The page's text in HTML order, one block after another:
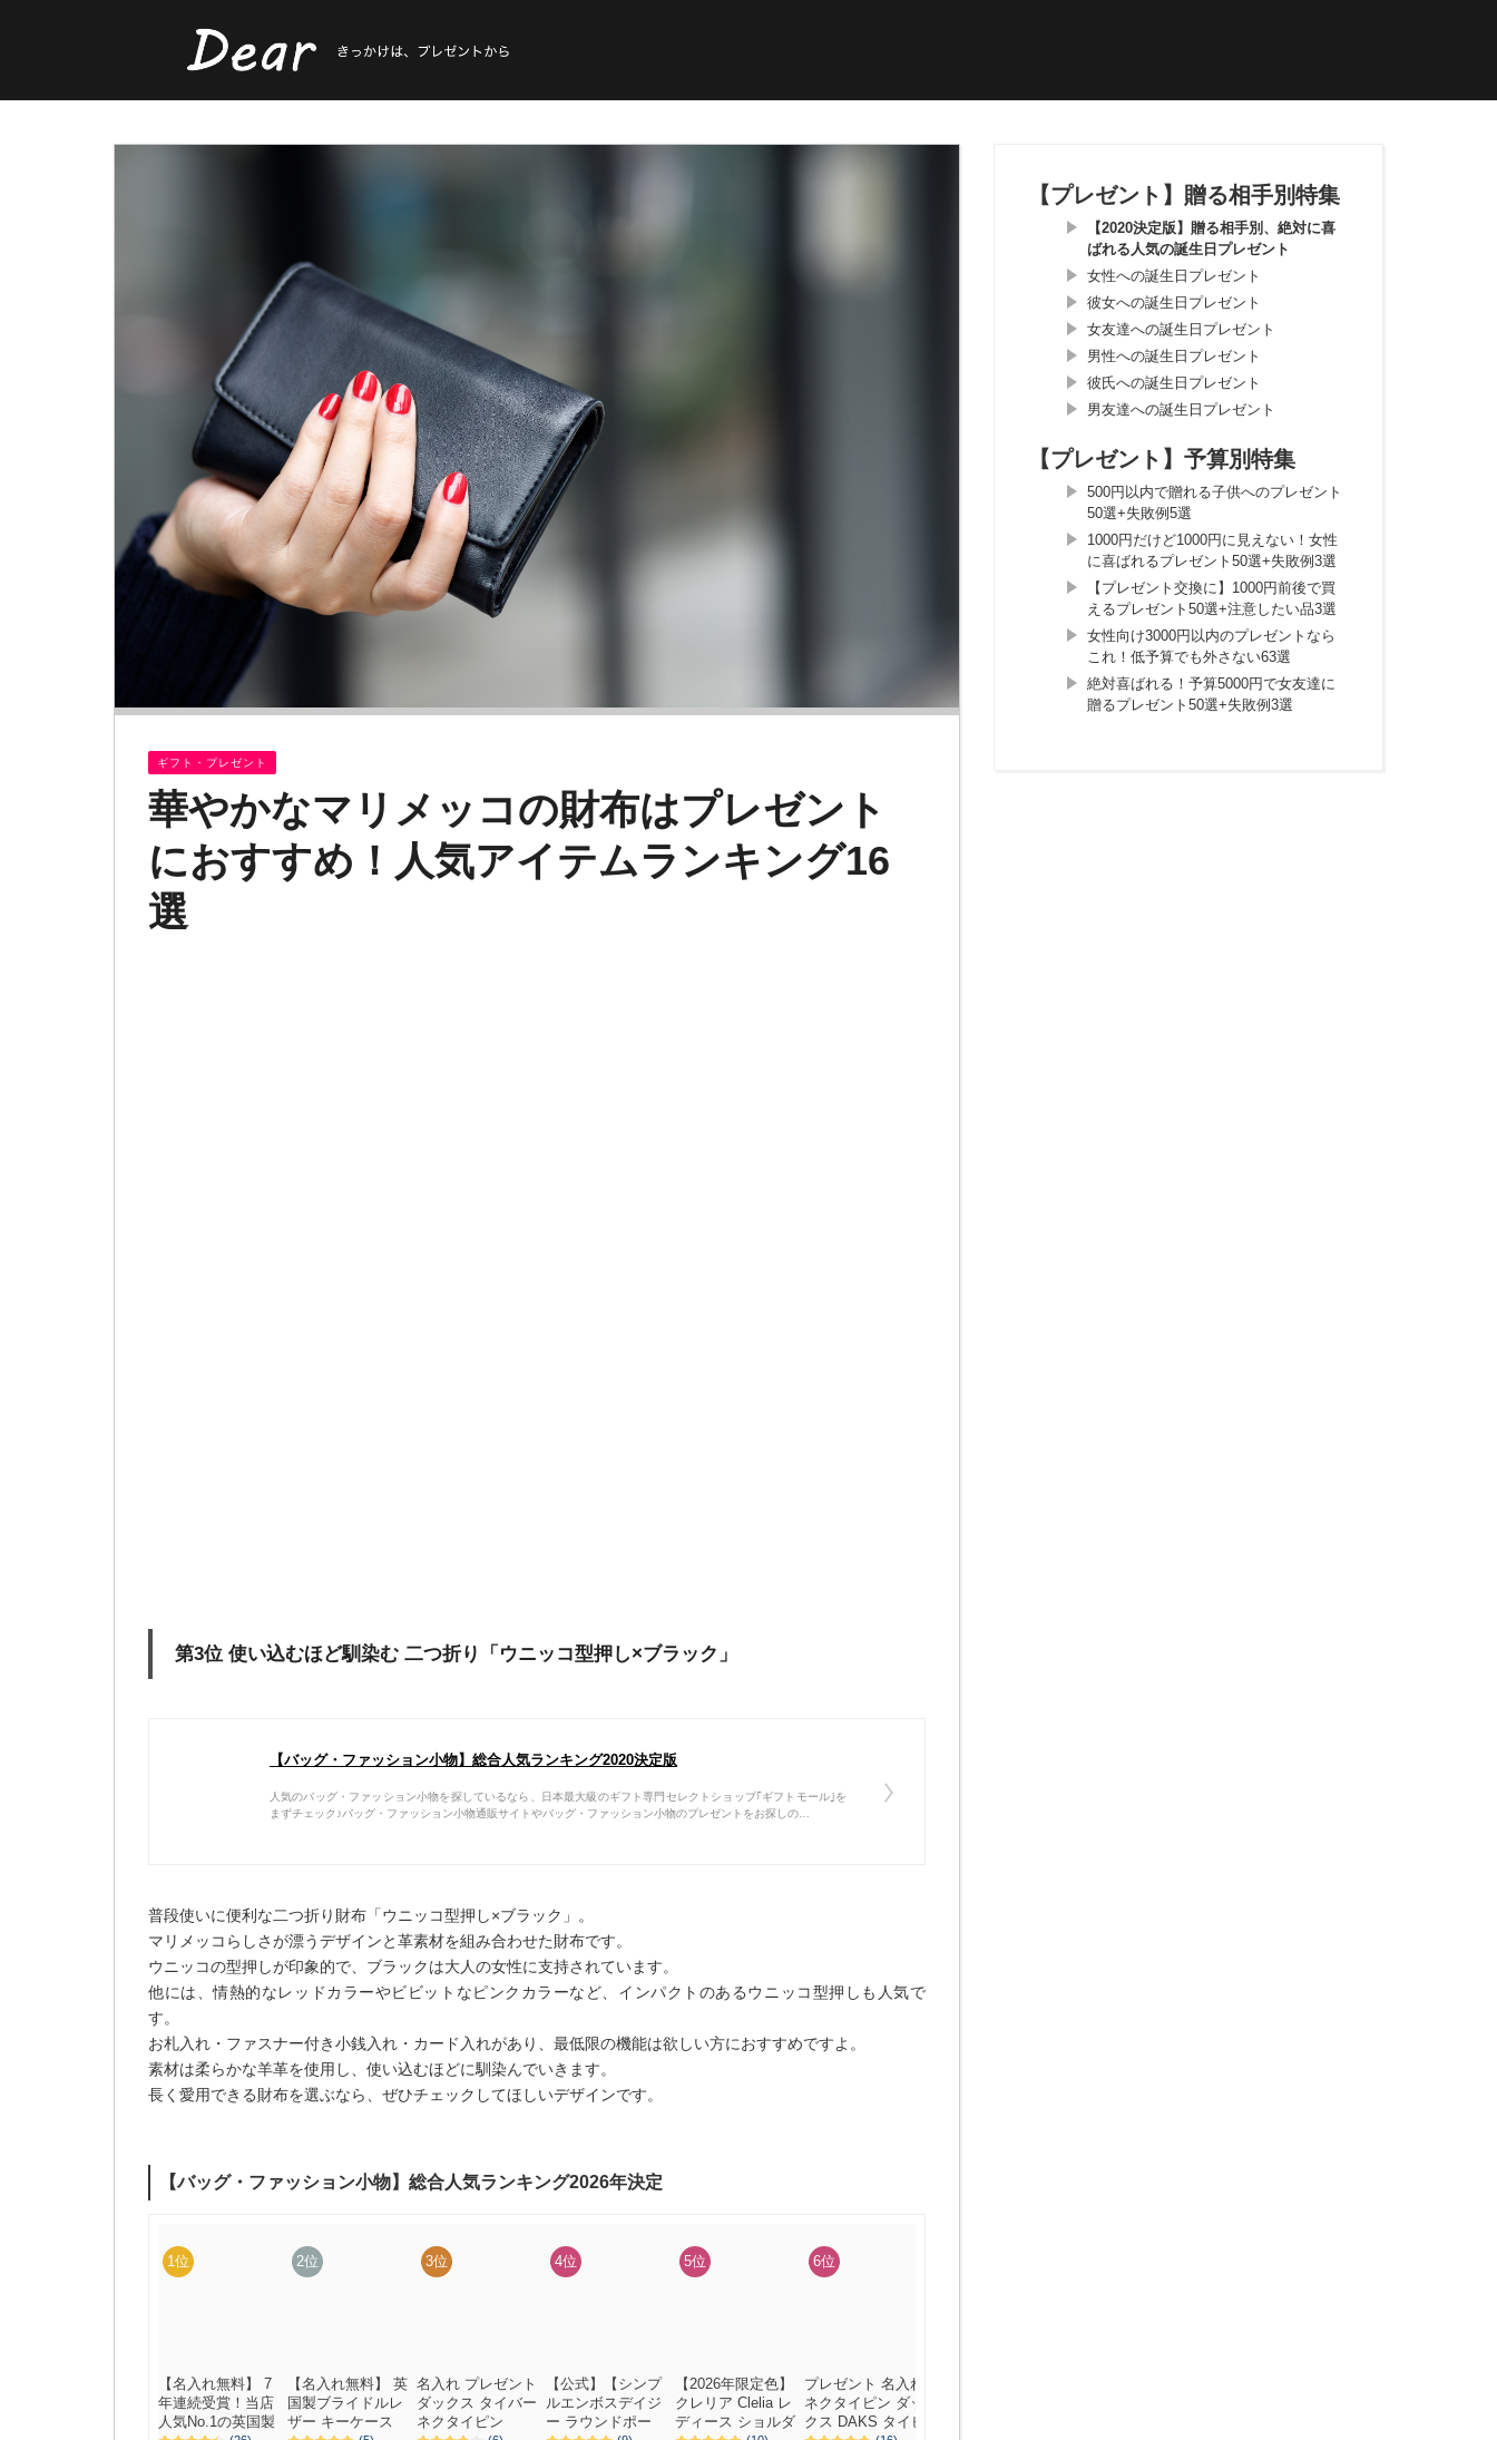
ギフト・プレゼント
華やかなマリメッコの財布はプレゼント
におすすめ！人気アイテムランキング16
選
第3位 使い込むほど馴染む 二つ折り「ウニッコ型押し×ブラック」
【バッグ・ファッション小物】総合人気ランキング2020決定版
人気のバッグ・ファッション小物を探しているなら、日本最大級のギフト専門セレクトショップ｢ギフトモール｣を
まずチェック♪バッグ・ファッション小物通販サイトやバッグ・ファッション小物のプレゼントをお探しの…
普段使いに便利な二つ折り財布「ウニッコ型押し×ブラック」。
マリメッコらしさが漂うデザインと革素材を組み合わせた財布です。
ウニッコの型押しが印象的で、ブラックは大人の女性に支持されています。
他には、情熱的なレッドカラーやビビットなピンクカラーなど、インパクトのあるウニッコ型押しも人気で
す。
お札入れ・ファスナー付き小銭入れ・カード入れがあり、最低限の機能は欲しい方におすすめですよ。
素材は柔らかな羊革を使用し、使い込むほどに馴染んでいきます。
長く愛用できる財布を選ぶなら、ぜひチェックしてほしいデザインです。
【プレゼント】贈る相手別特集
【2020決定版】贈る相手別、絶対に喜
ばれる人気の誕生日プレゼント
女性への誕生日プレゼント
彼女への誕生日プレゼント
女友達への誕生日プレゼント
男性への誕生日プレゼント
彼氏への誕生日プレゼント
男友達への誕生日プレゼント
【プレゼント】予算別特集
500円以内で贈れる子供へのプレゼント
50選+失敗例5選
1000円だけど1000円に見えない！女性
に喜ばれるプレゼント50選+失敗例3選
【プレゼント交換に】1000円前後で買
えるプレゼント50選+注意したい品3選
女性向け3000円以内のプレゼントなら
これ！低予算でも外さない63選
絶対喜ばれる！予算5000円で女友達に
贈るプレゼント50選+失敗例3選